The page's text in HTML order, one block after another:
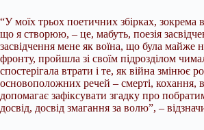
“У моїх трьох поетичних збірках, зокрема в
що я створюю, – це, мабуть, поезія
засвідчення мене як воїна, що була майже
фронту, пройшла зі своїм підрозділом
спостерігала втрати і те, як війна змінює
основоположних речей – смерті, кохання,
допомагає зафіксувати згадку про
досвід, досвід змагання за волю”, –